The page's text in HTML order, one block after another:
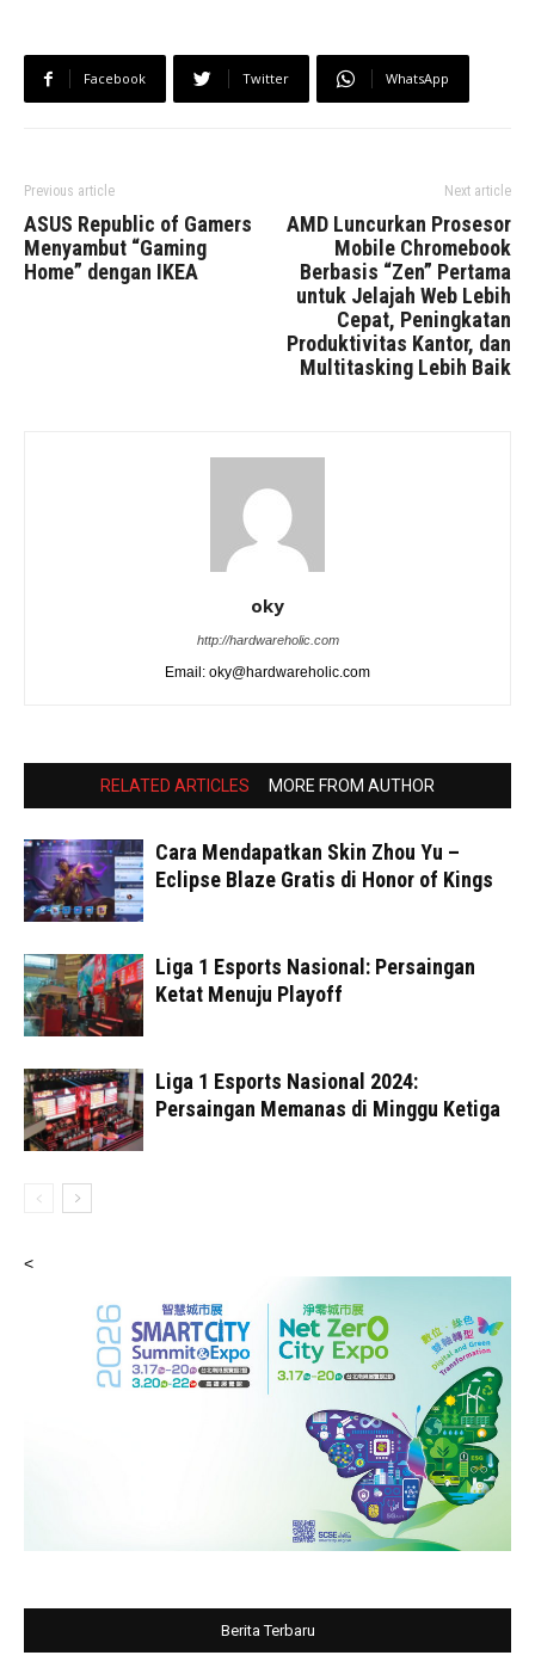
Facebook Twitter WhatsApp
Previous article
ASUS Republic of Gamers
Menyambut “Gaming
Home” dengan IKEA
Next article
AMD Luncurkan Prosesor
Mobile Chromebook
Berbasis “Zen” Pertama
untuk Jelajah Web Lebih
Cepat, Peningkatan
Produktivitas Kantor, dan
Multitasking Lebih Baik
oky
http://hardwareholic.com
Email: oky@hardwareholic.com
RELATED ARTICLES MORE FROM AUTHOR
Cara Mendapatkan Skin Zhou Yu –
Eclipse Blaze Gratis di Honor of Kings
Liga 1 Esports Nasional: Persaingan
Ketat Menuju Playoff
Liga 1 Esports Nasional 2024:
Persaingan Memanas di Minggu Ketiga
<
Berita Terbaru